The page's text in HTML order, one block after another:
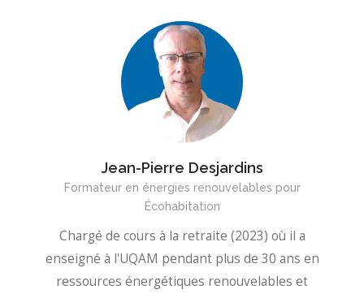
Jean-Pierre Desjardins
Formateur en énergies renouvelables pour
Écohabitation
Chargé de cours à la retraite (2023) où il a
enseigné à l'UQAM pendant plus de 30 ans en
ressources énergétiques renouvelables et